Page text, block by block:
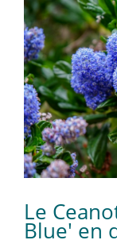
Le
Blue' en